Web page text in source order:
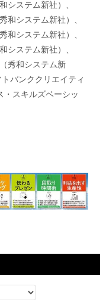
システム新社）、
和システム新社）、
和システム新社）、
システム新社）、
秀和システム新
バンククリエイティ
・スキルズベーシッ